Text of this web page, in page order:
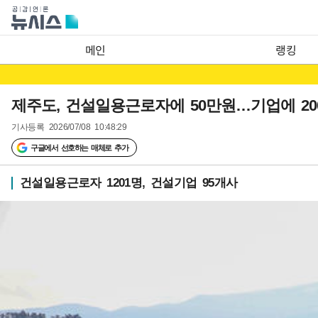
메인 랭킹
제주도, 건설일용근로자에 50만원…기업에
기사등록 2026/07/08 10:48:29
구글에서 선호하는 매체로 추가
건설일용근로자 1201명, 건설기업 95개사